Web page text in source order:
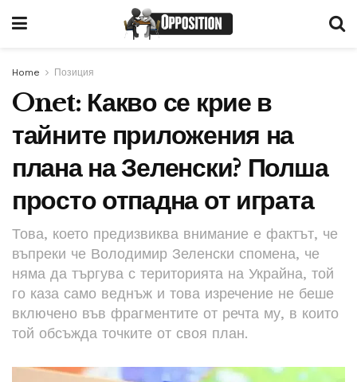
Home Позиция
Onet: Какво се крие в
тайните приложения на
плана на Зеленски? Полша
просто отпадна от играта
Това, което предизвиква внимание е фактът, че
въпреки че Володимир Зеленски спомена, че
няма да търгува с територията на Украйна, той
го каза само веднъж и това изречение не беше
включено във фрагментите от речта му, в които
той обсъжда точките от своя план.